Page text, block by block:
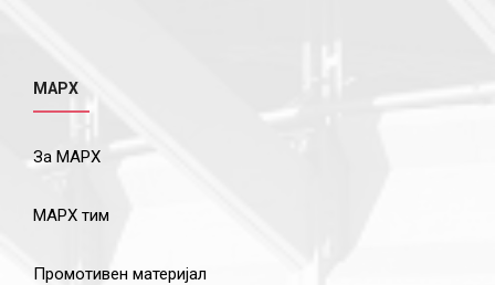
МАРХ
За МАРХ
МАРХ тим
Промотивен материјал